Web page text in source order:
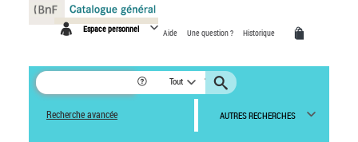
Espace personnel Aide Une question ? Historique
Tout
Recherche avancée AUTRES RECHERCHES
Panneau de gestion des cookies